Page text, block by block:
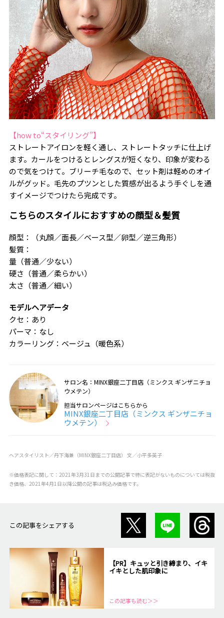
【how to“スタイリング”】
ストレートアイロンを軽く通し、ストレートタッチに仕上げ
ます。カールをつけるとレングスが短くなり、印象が変わる
ので気をつけて。ブリーチ毛なので、セット剤は軽めのオイ
ルがグッド。毛先のプツンとした質感が出るよう手ぐしを通
すイメージでつけたら完成です。
こちらのスタイルにおすすめの顔型＆髪質
顔型：（丸顔／面長／ベース型／卵型／逆三角形）
髪質：
量（普通／少ない）
硬さ（普通／柔らかい）
太さ（普通／細い）
モデルヘアデータ
クセ：あり
パーマ：なし
カラーリング：ベージュ（暖色系）
サロン名：MINX銀座二丁目店（ミンクス ギンザニチョ
ウメテン）
担当サロンページはこちらから
MINX銀座二丁目店（ミンクス ギンザニチョ
ウメテン）
ヘアスタイリスト／丹下海兼（MINX銀座二丁目店） 文／小平多英子
※価格表記に関して：2021年3月31日までの公開記事で特に表記がないものについては税抜
き価格、2021年4月1日以降公開の記事は税込み価格です。
この記事をシェアする
【PR】キュッと引き締まり、イキ
イキとした肌印象に
この記事も読む＞＞